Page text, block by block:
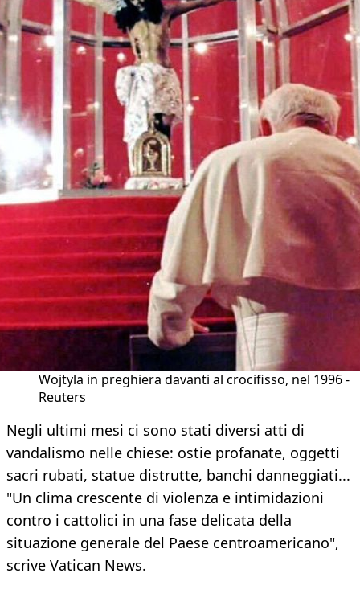
Wojtyla in preghiera davanti al crocifisso, nel 1996 -
Reuters
Negli ultimi mesi ci sono stati diversi atti di
vandalismo nelle chiese: ostie profanate, oggetti
sacri rubati, statue distrutte, banchi danneggiati...
"Un clima crescente di violenza e intimidazioni
contro i cattolici in una fase delicata della
situazione generale del Paese centroamericano",
scrive Vatican News.